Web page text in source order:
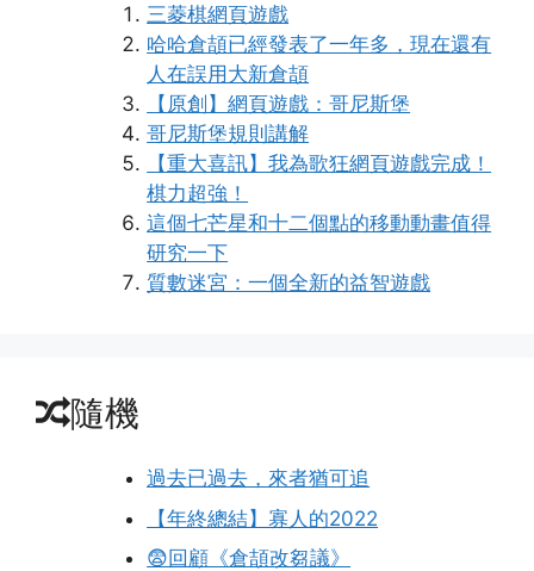
三菱棋網頁遊戲
哈哈倉頡已經發表了一年多，現在還有
人在誤用大新倉頡
【原創】網頁遊戲：哥尼斯堡
哥尼斯堡規則講解
【重大喜訊】我為歌狂網頁遊戲完成！
棋力超強！
這個七芒星和十二個點的移動動畫值得
研究一下
質數迷宮：一個全新的益智遊戲
隨機
過去已過去，來者猶可追
【年終總結】寡人的2022
😨回顧《倉頡改芻議》